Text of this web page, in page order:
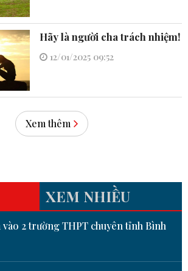
Hãy là người cha trách nhiệm!
12/01/2025 09:52
Xem thêm
XEM NHIỀU
vào 2 trường THPT chuyên tỉnh Bình